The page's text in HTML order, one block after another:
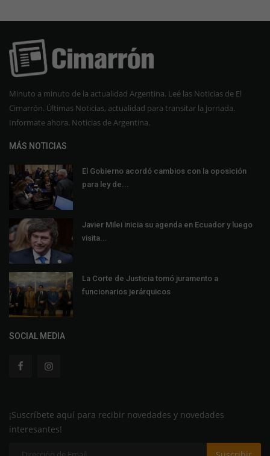
Minuto a minuto de la actualidad Argentina. Leé las Noticias de El
Cimarrón. Últimas Noticias, actualidad para transitar la jornada.
Informate ahora. Noticias de Argentina.
MÁS NOTICIAS
El Gobierno acordó cambios con la oposición
para ley de...
Javier Milei inicia su agenda en Ecuador y luego
visita...
La Corte de Justicia tomó juramento a
funcionarios jerárquicos
SOCIAL MEDIA
¡Suscríbete aquí para recibir novedades y novedades
interesantes!